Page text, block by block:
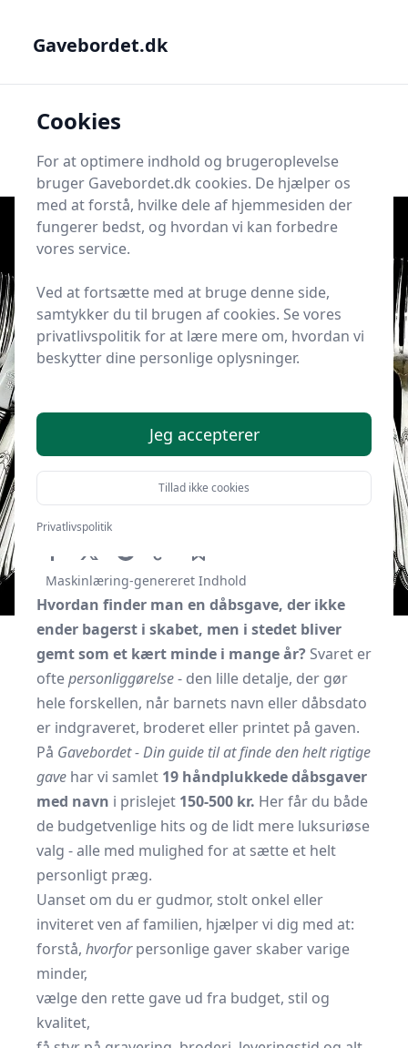
Søg
19 dåbsgaver med navn fra 150 til
500 kr
Af Gavebordet.dk
Maskinlæring-genereret Indhold
Hvordan finder man en dåbsgave, der ikke
ender bagerst i skabet, men i stedet bliver
gemt som et kært minde i mange år? Svaret er
oftepersonliggørelse- den lille detalje, der gør
hele forskellen, når barnets navn eller dåbsdato
er indgraveret, broderet eller printet på gaven.
På Gavebordet - Din guide til at finde den helt rigtige
gave har vi samlet 19 håndplukkede dåbsgaver
med navn i prislejet 150-500 kr. Her får du både
de budgetvenlige hits og de lidt mere luksuriøse
valg - alle med mulighed for at sætte et helt
personligt præg.
Uanset om du er gudmor, stolt onkel eller
inviteret ven af familien, hjælper vi dig med at:
forstå, hvorforpersonlige gaver skaber varige
minder,
vælge den rette gave ud fra budget, stil og
kvalitet,
Gavebordet.dk
Cookies
For at optimere indhold og brugeroplevelse
bruger Gavebordet.dk cookies. De hjælper os
med at forstå, hvilke dele af hjemmesiden der
fungerer bedst, og hvordan vi kan forbedre
vores service.
Ved at fortsætte med at bruge denne side,
samtykker du til brugen af cookies. Se vores
privatlivspolitik for at lære mere om, hvordan vi
beskytter dine personlige oplysninger.
Jeg accepterer
Tillad ikke cookies
Privatlivspolitik